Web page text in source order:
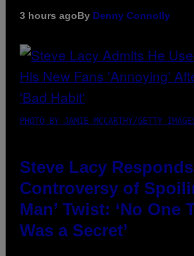
3 hours agoBy Denny Connolly
PHOTO BY JAMIE MCCARTHY/GETTY
Steve Lacy
Controversy of
Man’ Twist: ‘No One
Was a Secret’